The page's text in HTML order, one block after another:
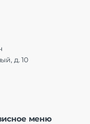
д. 10
меню